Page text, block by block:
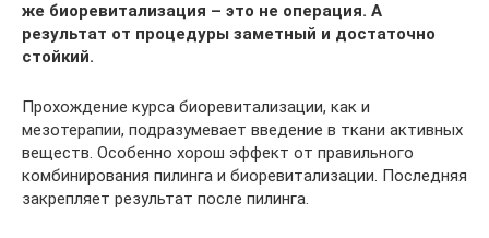
же биоревитализация – это не операция. А
результат от процедуры заметный и достаточно
стойкий.
Прохождение курса биоревитализации, как и
мезотерапии, подразумевает введение в ткани активных
веществ. Особенно хорош эффект от правильного
комбинирования пилинга и биоревитализации. Последняя
закрепляет результат после пилинга.